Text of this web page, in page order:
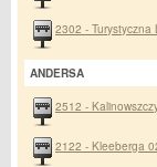
2302 - Turystyczna
ANDERSA
2512 -
2122 - Kleeberga